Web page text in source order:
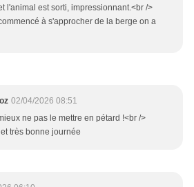
l'animal est sorti, impressionnant.<br />
à s'approcher de la berge on a
02/04/2026 08:51
ne pas le mettre en pétard !<br />
très bonne journée